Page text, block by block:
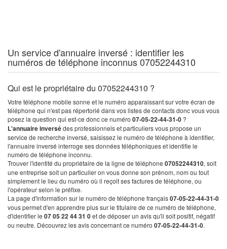
Un service d'annuaire inversé : identifier les
numéros de téléphone inconnus 07052244310
Qui est le propriétaire du 07052244310 ?
Votre téléphone mobile sonne et le numéro apparaissant sur votre écran de
téléphone qui n'est pas répertorié dans vos listes de contacts donc vous vous
posez la question qui est-ce donc ce numéro 07-05-22-44-31-0 ?
L'annuaire inversédes professionnels et particuliers vous propose un
service de recherche inversé, saisissez le numéro de téléphone à identifier,
l'annuaire inversé interroge ses données téléphoniques et identifie le
numéro de téléphone inconnu.
Trouver l'identité du propriétaire de la ligne de téléphone 07052244310, soit
une entreprise soit un particulier on vous donne son prénom, nom ou tout
simplement le lieu du numéro où il reçoit ses factures de téléphone, ou
l'opérateur selon le préfixe.
La page d'information sur le numéro de téléphone français07-05-22-44-31-0
vous permet d'en apprendre plus sur le titulaire de ce numéro de téléphone,
d'identifier le 07 05 22 44 31 0et de déposer un avis qu'il soit positif, négatif
ou neutre. Découvrez les avis concernant ce numéro 07-05-22-44-31-0.